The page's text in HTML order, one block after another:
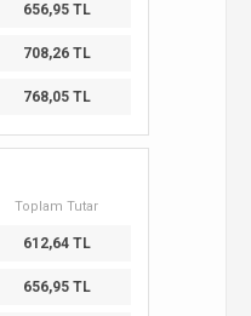
656,95 TL
708,26 TL
768,05 TL
Toplam Tutar
612,64 TL
656,95 TL